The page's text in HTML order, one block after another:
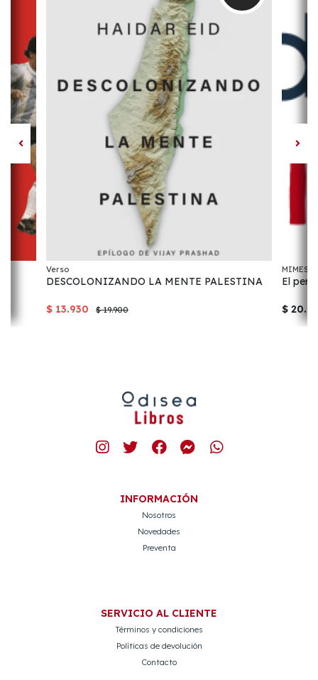
Verso
DESCOLONIZANDO LA MENTE PALESTINA
$ 13.930 $ 19.900
MIMESIS
El
$
INFORMACIÓN
Nosotros
Novedades
Preventa
SERVICIO AL CLIENTE
Términos y condiciones
Políticas de devolución
Contacto